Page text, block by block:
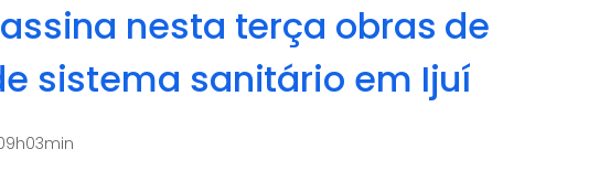
nesta terça obras de
sistema sanitário em Ijuí